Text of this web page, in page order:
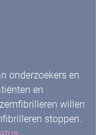
onderzoekers en
en
willen
stoppen.